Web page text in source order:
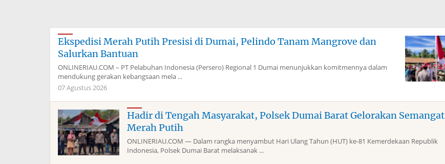
Ekspedisi Merah Putih Presisi di Dumai, Pelindo Tanam Mangrove dan
Salurkan Bantuan
ONLINERIAU.COM – PT Pelabuhan Indonesia (Persero) Regional 1 Dumai menunjukkan komitmennya dalam
mendukung gerakan kebangsaan mela ...
07 Agustus 2026
Hadir di Tengah Masyarakat, Polsek Dumai Barat Gelorakan Semangat
Merah Putih
ONLINERIAU.COM — Dalam rangka menyambut Hari Ulang Tahun (HUT) ke-81 Kemerdekaan Republik
Indonesia, Polsek Dumai Barat melaksanak ...